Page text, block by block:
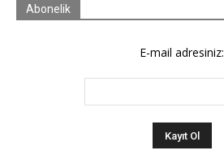
Abonelik
E-mail adresiniz: